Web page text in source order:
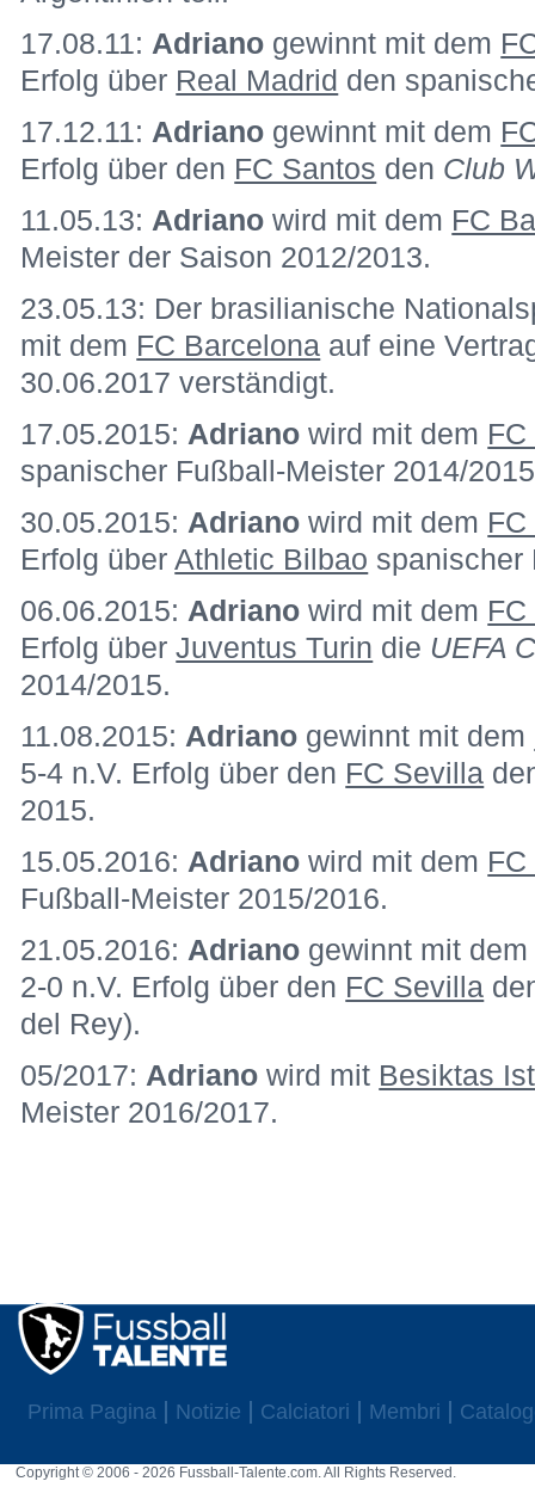
17.08.11: Adriano gewinnt mit dem
Erfolg über Real Madrid den
17.12.11: Adriano gewinnt mit dem
Erfolg über den FC Santos den Club
11.05.13: Adriano wird mit dem FC
Meister der Saison 2012/2013.
23.05.13: Der brasilianische
mit dem FC Barcelona auf eine
30.06.2017 verständigt.
17.05.2015: Adriano wird mit dem
spanischer Fußball-Meister 2014/
30.05.2015: Adriano wird mit dem
Erfolg überAthletic Bilbao
06.06.2015: Adriano wird mit dem
Erfolg überJuventus Turin die UEFA
2014/2015.
11.08.2015: Adriano gewinnt mit dem
5-4 n.V. Erfolg über den FC Sevilla
2015.
15.05.2016: Adriano wird mit dem
Fußball-Meister 2015/2016.
21.05.2016: Adriano gewinnt mit
2-0 n.V. Erfolg über den FC Sevilla
del Rey).
05/2017: Adriano wird mit Besiktas
Meister 2016/2017.
Prima Pagina Notizie Calciatori Membri
Copyright © 2006 - 2026 Fussball-Talente.com. All Rights Reserved.